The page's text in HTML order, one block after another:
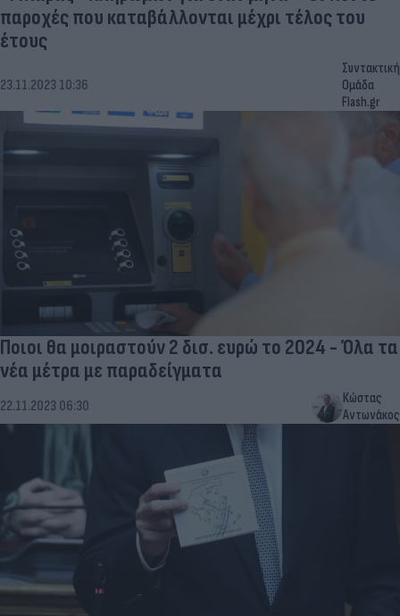
παροχές που καταβάλλονται μέχρι τέλος του
έτους
23.11.2023 10:36
Συντακτική
Ομάδα
Flash.gr
Ποιοι θα μοιραστούν 2 δισ. ευρώ το 2024 - Όλα τα
νέα μέτρα με παραδείγματα
22.11.2023 06:30
Κώστας
Αντωνάκος